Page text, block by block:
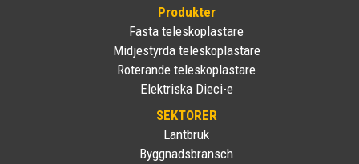
Produkter
Fasta teleskoplastare
Midjestyrda teleskoplastare
Roterande teleskoplastare
Elektriska Dieci-e
SEKTORER
Lantbruk
Byggnadsbransch